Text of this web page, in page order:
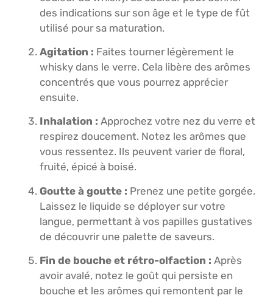
des indications sur son âge et le type de fût
utilisé pour sa maturation.
Agitation : Faites tourner légèrement le
whisky dans le verre. Cela libère des arômes
concentrés que vous pourrez apprécier
ensuite.
Inhalation : Approchez votre nez du verre et
respirez doucement. Notez les arômes que
vous ressentez. Ils peuvent varier de floral,
fruité, épicé à boisé.
Goutte à goutte : Prenez une petite gorgée.
Laissez le liquide se déployer sur votre
langue, permettant à vos papilles gustatives
de découvrir une palette de saveurs.
Fin de bouche et rétro-olfaction : Après
avoir avalé, notez le goût qui persiste en
bouche et les arômes qui remontent par le